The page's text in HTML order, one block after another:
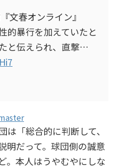
文春オンライン』
的暴行を加えていたと
と伝えられ、直撃…
「総合的に判断して、
明だって。球団側の誠意
。本人はうやむやにしな